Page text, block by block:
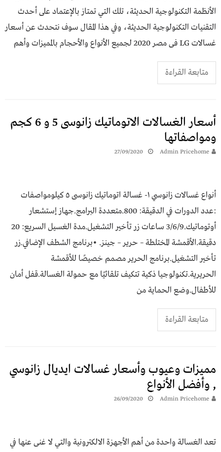
الأنظمة التكنولوجية الحديثة، تلك التي تمتاز بالإعتماد على أحدث
التقنيات التكنولوجية الحديثة، وفي هذا المقال سوف نتحدث عن أسعار
غسالات LG فى مصر 2020 لجميع الأنواع والأحجام بالمميزات وأهم
متابعة القراءة
أسعار الغسالات الاتوماتيك زانوسى 5 و 6 كجم
ومواصفاتها
Admin Pricehome
27/09/2020
أنواع غسالات زانوسي ١- غسالة اتوماتيك زانوسى ٥ كيلومواصفات
:عدد الدورات في الدقيقة: 800.متعددة البرامج.جهاز إستشعار
أوتوماتيك.3/6/9 ساعات زر تأخير التشغيل.مدة الغسيل السريع: 20
دقيقة.الأقمشة المختلطة – حرير – جينز. •برنامج الشطف الإضافي.زر
تأخير التشغيل.برنامج الحرير مصمم خصيصًا للأقمشة
الحريرية.‎تكنولوجيا ذكية تتكيف تلقائيًا مع حمولة الغسالة.قفل أمان
للأطفال.وضع الحماية من
متابعة القراءة
مميزات وعيوب وأسعار غسالات ايديال زانوسي
, وأفضل الأنواع
Admin Pricehome
26/09/2020
تعد الغسالة واحدة من أهم الأجهزة الالكترونية والتي لا غنى عنها في